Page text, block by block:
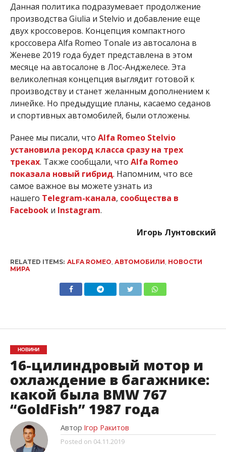
Данная политика подразумевает продолжение
производства Giulia и Stelvio и добавление еще
двух кроссоверов. Концепция компактного
кроссовера Alfa Romeo Tonale из автосалона в
Женеве 2019 года будет представлена ​​в этом
месяце на автосалоне в Лос-Анджелесе. Эта
великолепная концепция выглядит готовой к
производству и станет желанным дополнением к
линейке. Но предыдущие планы, касаемо седанов
и спортивных автомобилей, были отложены.
Ранее мы писали, что Alfa Romeo Stelvio
установила рекорд класса сразу на трех
треках. Также сообщали, что Alfa Romeo
показала новый гибрид. Напомним, что все
самое важное вы можете узнать из
нашего Telegram-канала, сообщества в
Facebookи Instagram.
Игорь Лунтовский
RELATED ITEMS: ALFA ROMEO АВТОМОБИЛИ НОВОСТИ
МИРА
НОВИНИ
16-цилиндровый мотор и
охлаждение в багажнике:
какой была BMW 767
“GoldFish” 1987 года
Автор Ігор Ракитов
Posted on 04.11.2019